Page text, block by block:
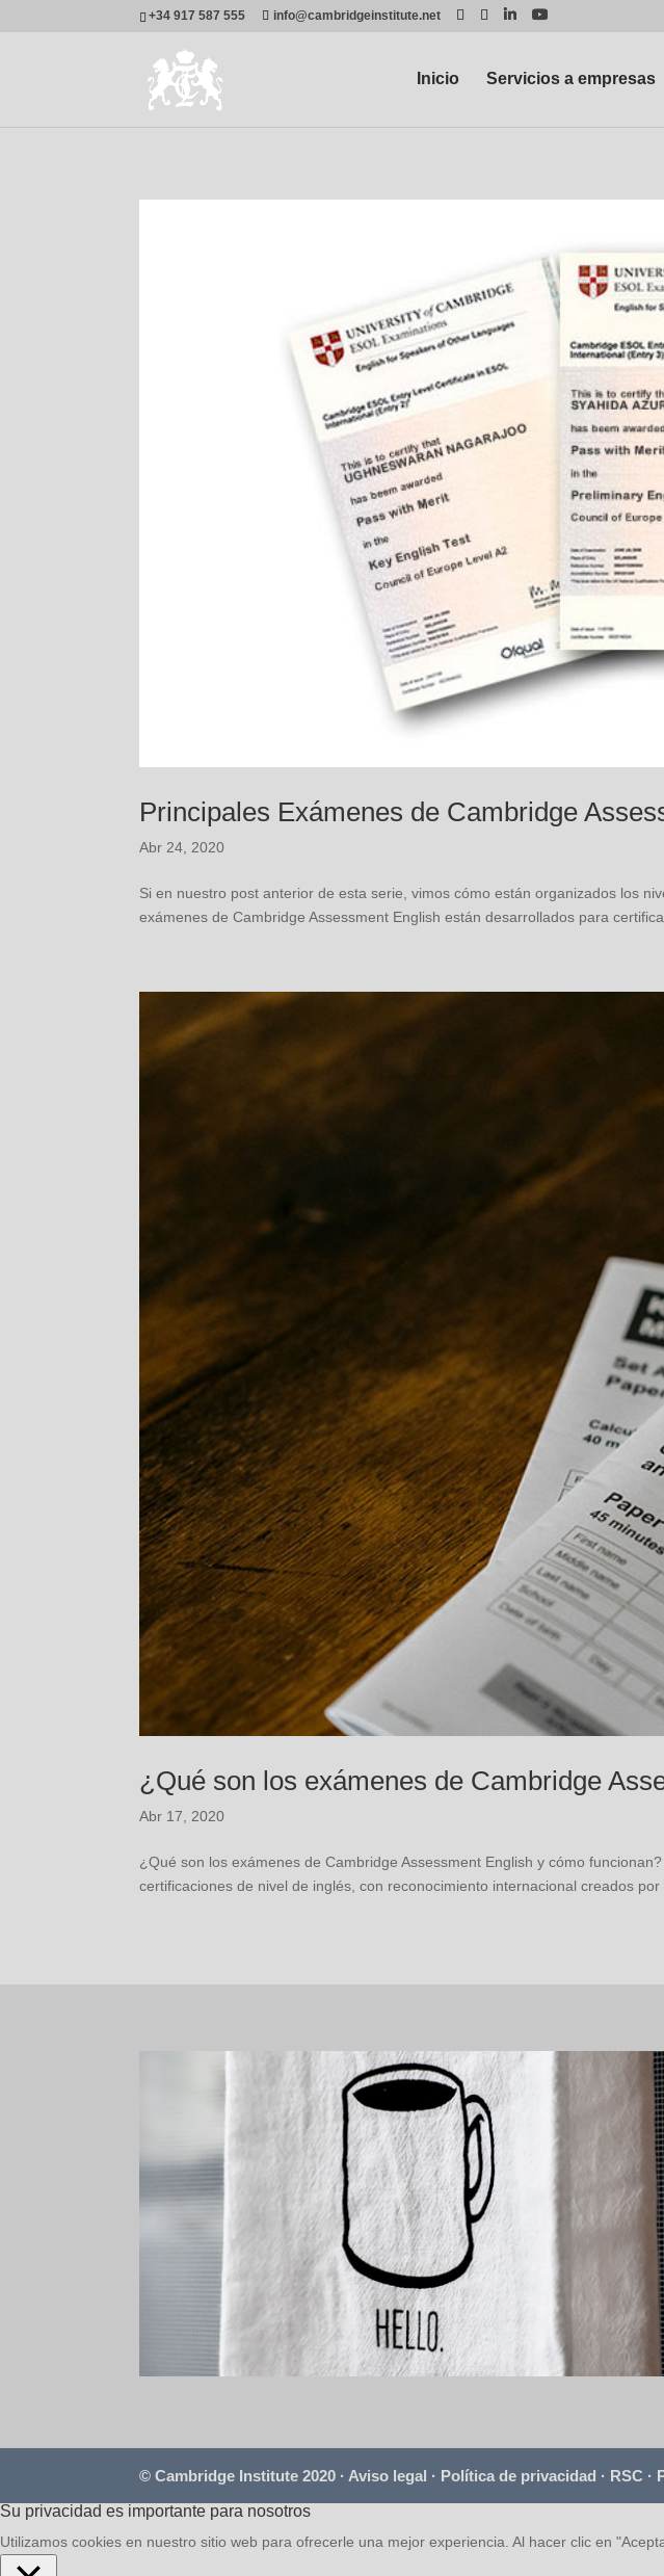
+34 917 587 555 info@cambridgeinstitute.net
Inicio Servicios a empresas
Principales Exámenes de Cambridge
Abr 24, 2020
Si en nuestro post anterior de esta serie, vimos cómo están organizados los
exámenes de Cambridge Assessment English están desarrollados para
¿Qué son los exámenes de Cambridge
Abr 17, 2020
¿Qué son los exámenes de Cambridge Assessment English y cómo
certificaciones de nivel de inglés, con reconocimiento internacional creados
© Cambridge Institute 2020 · Aviso legal · Política de privacidad · RSC ·
Su privacidad es importante para nosotros
Utilizamos cookies en nuestro sitio web para ofrecerle una mejor experiencia. Al hacer clic en